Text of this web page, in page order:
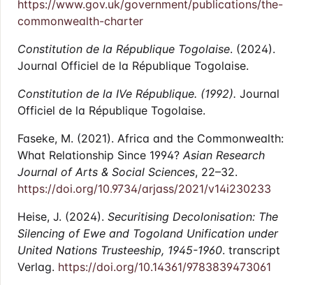
https://www.gov.uk/government/publications/the-
commonwealth-charter
Constitution de la République Togolaise. (2024).
Journal Officiel de la République Togolaise.
Constitution de la IVe République. (1992). Journal
Officiel de la République Togolaise.
Faseke, M. (2021). Africa and the Commonwealth:
What Relationship Since 1994? Asian Research
Journal of Arts & Social Sciences, 22–32.
https://doi.org/10.9734/arjass/2021/v14i230233
Heise, J. (2024). Securitising Decolonisation: The
Silencing of Ewe and Togoland Unification under
United Nations Trusteeship, 1945-1960. transcript
Verlag. https://doi.org/10.14361/9783839473061